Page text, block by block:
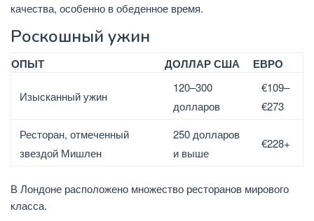
качества, особенно в обеденное время.
Роскошный ужин
ОПЫТ ДОЛЛАР США ЕВРО
Изысканный ужин
120–300
долларов
€109–
€273
Ресторан, отмеченный
звездой Мишлен
250 долларов
и выше
€228+
В Лондоне расположено множество ресторанов мирового
класса.